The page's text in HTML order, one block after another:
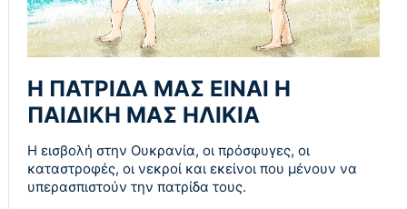
Η ΠΑΤΡΙΔΑ ΜΑΣ ΕΙΝΑΙ Η
ΠΑΙΔΙΚΗ ΜΑΣ ΗΛΙΚΙΑ
Η εισβολή στην Ουκρανία, οι πρόσφυγες, οι
καταστροφές, οι νεκροί και εκείνοι που μένουν να
υπερασπιστούν την πατρίδα τους.